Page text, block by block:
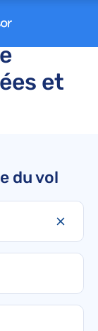
à
et
du vol